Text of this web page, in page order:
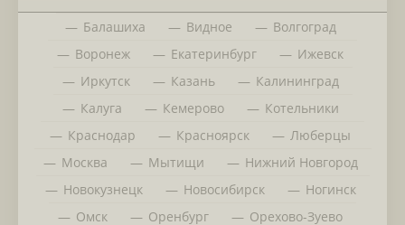
Балашиха Видное
Волгоград
Воронеж
Екатеринбург
Ижевск
Иркутск
Казань
Калининград
Калуга
Кемерово
Котельники
Краснодар
Красноярск
Люберцы
Москва
Мытищи
Нижний Новгород
Новокузнецк
Новосибирск
Ногинск
Омск
Оренбург Орехово-Зуево